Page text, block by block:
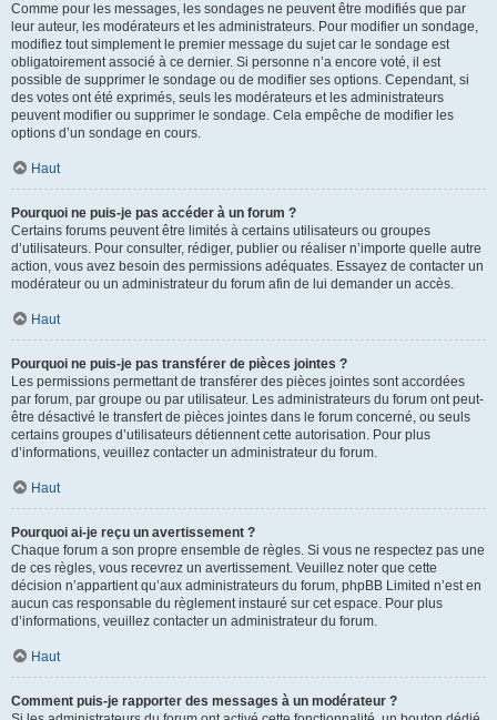
Comme pour les messages, les sondages ne peuvent être modifiés que par
leur auteur, les modérateurs et les administrateurs. Pour modifier un sondage,
modifiez tout simplement le premier message du sujet car le sondage est
obligatoirement associé à ce dernier. Si personne n’a encore voté, il est
possible de supprimer le sondage ou de modifier ses options. Cependant, si
des votes ont été exprimés, seuls les modérateurs et les administrateurs
peuvent modifier ou supprimer le sondage. Cela empêche de modifier les
options d’un sondage en cours.
Haut
Pourquoi ne puis-je pas accéder à un forum ?
Certains forums peuvent être limités à certains utilisateurs ou groupes
d’utilisateurs. Pour consulter, rédiger, publier ou réaliser n’importe quelle autre
action, vous avez besoin des permissions adéquates. Essayez de contacter un
modérateur ou un administrateur du forum afin de lui demander un accès.
Haut
Pourquoi ne puis-je pas transférer de pièces jointes ?
Les permissions permettant de transférer des pièces jointes sont accordées
par forum, par groupe ou par utilisateur. Les administrateurs du forum ont peut-
être désactivé le transfert de pièces jointes dans le forum concerné, ou seuls
certains groupes d’utilisateurs détiennent cette autorisation. Pour plus
d’informations, veuillez contacter un administrateur du forum.
Haut
Pourquoi ai-je reçu un avertissement ?
Chaque forum a son propre ensemble de règles. Si vous ne respectez pas une
de ces règles, vous recevrez un avertissement. Veuillez noter que cette
décision n’appartient qu’aux administrateurs du forum, phpBB Limited n’est en
aucun cas responsable du règlement instauré sur cet espace. Pour plus
d’informations, veuillez contacter un administrateur du forum.
Haut
Comment puis-je rapporter des messages à un modérateur ?